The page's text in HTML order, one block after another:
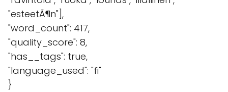
"esteetÃ¶n"],
"word_count": 417,
"quality_score": 8,
"has__tags": true,
"language_used": "fi"
}